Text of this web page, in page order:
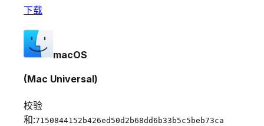
下载
macOS
(Mac Universal)
校验
和:7150844152b426ed50d2b68dd6b33b5c5beb73ca